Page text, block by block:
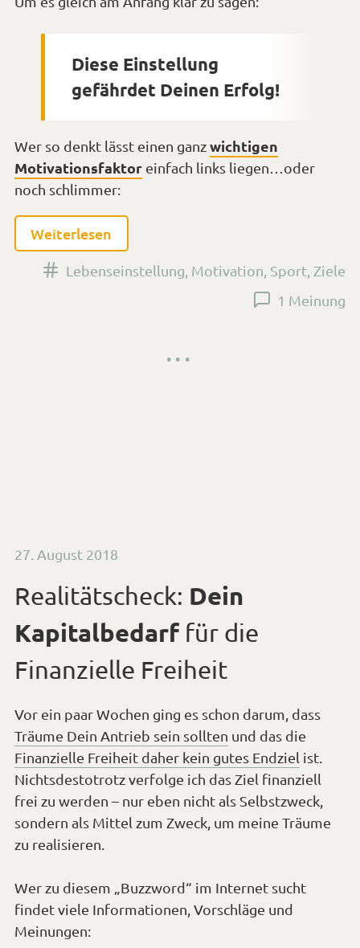
Diese Einstellung
gefährdet Deinen Erfolg!
Wer so denkt lässt einen ganzwichtigen
Motivationsfaktor einfach links liegen…oder
noch schlimmer:
Weiterlesen
Versehen
Lebenseinstellung Motivation Sport, Ziele
1 Meinung
Finanzielle Freiheit
Vor ein paar Wochen ging es schon darum, dass
Träume Dein Antrieb sein sollten
und das die
Finanzielle Freiheit daher kein gutes Endziel
Nichtsdestotrotz verfolge ich das Ziel finanziell
sondern als Mittel zum Zweck, um meine Träume
zu realisieren.
Wer zu diesem „Buzzword“ im Internet sucht
findet viele Informationen, Vorschläge und
Meinungen:
bedruckten T-Shirts in wenigen Monaten zum
Millionär zu werden. Aber auch einige seriöse
Stimmen, die es